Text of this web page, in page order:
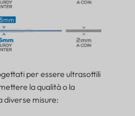
per essere ultrasottili
la qualità o la
diverse misure: